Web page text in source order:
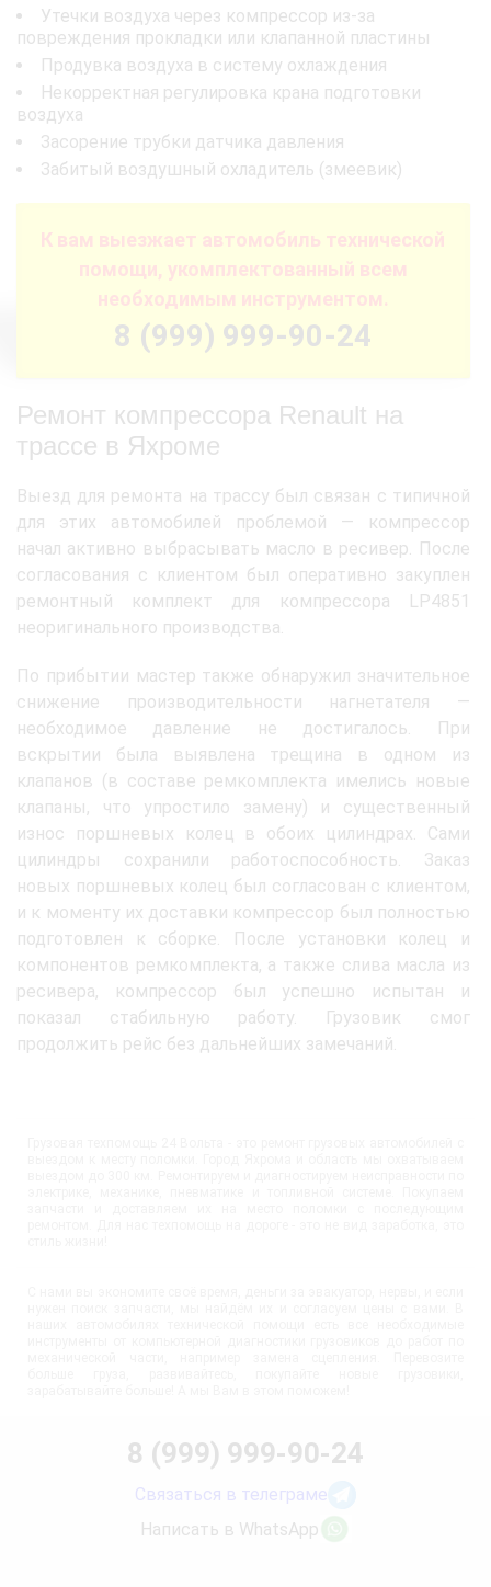
Утечки воздуха через компрессор из-за
повреждения прокладки или клапанной пластины
Продувка воздуха в систему охлаждения
Некорректная регулировка крана подготовки
воздуха
Засорение трубки датчика давления
Забитый воздушный охладитель (змеевик)
К вам выезжает автомобиль технической
помощи, укомплектованный всем
необходимым инструментом.
8 (999) 999-90-24
Ремонт компрессора Renault на
трассе в Яхроме
Выезд для ремонта на трассу был связан с типичной
для этих автомобилей проблемой — компрессор
начал активно выбрасывать масло в ресивер. После
согласования с клиентом был оперативно закуплен
ремонтный комплект для компрессора LP4851
неоригинального производства.
По прибытии мастер также обнаружил значительное
снижение производительности нагнетателя —
необходимое давление не достигалось. При
вскрытии была выявлена трещина в одном из
клапанов (в составе ремкомплекта имелись новые
клапаны, что упростило замену) и существенный
износ поршневых колец в обоих цилиндрах. Сами
цилиндры сохранили работоспособность. Заказ
новых поршневых колец был согласован с клиентом,
и к моменту их доставки компрессор был полностью
подготовлен к сборке. После установки колец и
компонентов ремкомплекта, а также слива масла из
ресивера, компрессор был успешно испытан и
показал стабильную работу. Грузовик смог
продолжить рейс без дальнейших замечаний.
8 (999) 999-90-24
Связаться в телеграме
Написать в WhatsApp